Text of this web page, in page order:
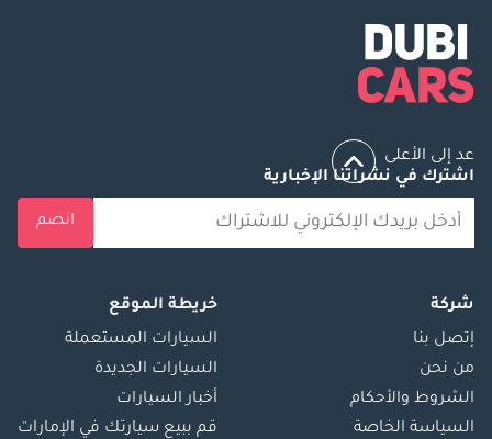
عد إلى الأعلى
اشترك في نشراتنا الإخبارية
انضم
شركة
إتصل بنا
من نحن
الشروط والأحكام
السياسة الخاصة
خريطة الموقع
السيارات المستعملة
السيارات الجديدة
أخبار السيارات
قم ببيع سيارتك في الإمارات